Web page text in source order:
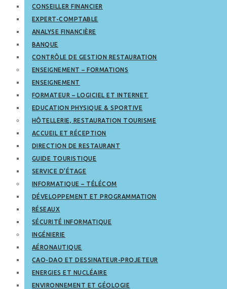
CONSEILLER FINANCIER
EXPERT-COMPTABLE
ANALYSE FINANCIÈRE
BANQUE
CONTRÔLE DE GESTION RESTAURATION
ENSEIGNEMENT – FORMATIONS
ENSEIGNEMENT
FORMATEUR – LOGICIEL ET INTERNET
EDUCATION PHYSIQUE & SPORTIVE
HÔTELLERIE, RESTAURATION TOURISME
ACCUEIL ET RÉCEPTION
DIRECTION DE RESTAURANT
GUIDE TOURISTIQUE
SERVICE D’ÉTAGE
INFORMATIQUE – TÉLÉCOM
DÉVELOPPEMENT ET PROGRAMMATION
RÉSEAUX
SÉCURITÉ INFORMATIQUE
INGÉNIERIE
AÉRONAUTIQUE
CAO-DAO ET DESSINATEUR-PROJETEUR
ENERGIES ET NUCLÉAIRE
ENVIRONNEMENT ET GÉOLOGIE